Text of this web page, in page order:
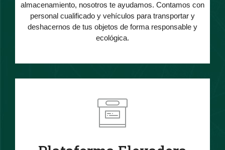
almacenamiento, nosotros te ayudamos. Contamos con
personal cualificado y vehículos para transportar y
deshacernos de tus objetos de forma responsable y
ecológica.